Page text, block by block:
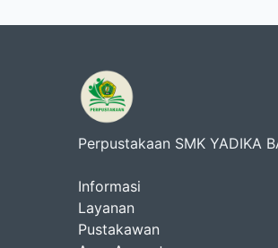
Perpustakaan SMK YADIKA
Informasi
Layanan
Pustakawan